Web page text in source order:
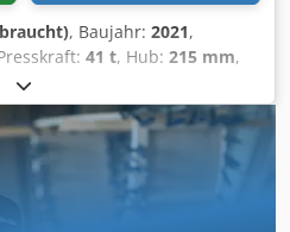
, Baujahr: 2021,
41 t, Hub: 215 mm,
Gesamthöhe:
X-Achse:1’000 mm,
mm, Anzahl der Achsen: 4,
Baykal APHS 125040 wurde
verfügt über eine Biegelänge
von 40 Tonnen, was eine